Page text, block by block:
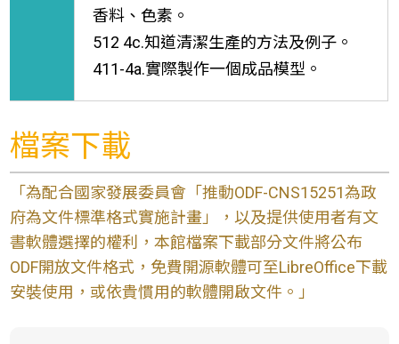
香料、色素。
512 4c.知道清潔生產的方法及例子。
411-4a.實際製作一個成品模型。
檔案下載
「為配合國家發展委員會「推動ODF-CNS15251為政
府為文件標準格式實施計畫」，以及提供使用者有文
書軟體選擇的權利，本館檔案下載部分文件將公布
ODF開放文件格式，免費開源軟體可至LibreOffice下載
安裝使用，或依貴慣用的軟體開啟文件。」